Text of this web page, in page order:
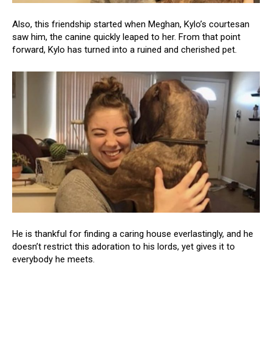
Also, this friendship started when Meghan, Kylo’s courtesan
saw him, the canine quickly leaped to her. From that point
forward, Kylo has turned into a ruined and cherished pet.
He is thankful for finding a caring house everlastingly, and he
doesn’t restrict this adoration to his lords, yet gives it to
everybody he meets.